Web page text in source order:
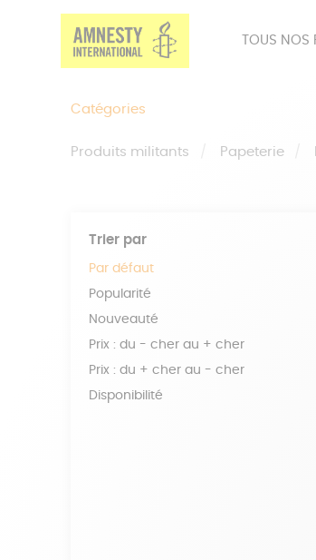
TOUS NOS
Catégories
Produits militants Papeterie
Trier par
Par défaut
Popularité
Nouveauté
Prix : du - cher au + cher
Prix : du + cher au - cher
Disponibilité